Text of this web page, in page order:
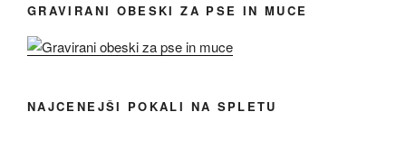
GRAVIRANI OBESKI ZA PSE IN MUCE
NAJCENEJŠI POKALI NA SPLETU